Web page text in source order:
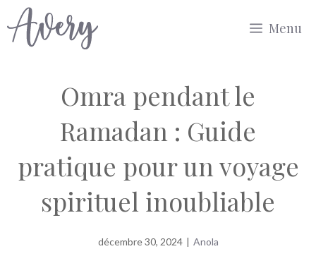
Aller
au
Menu
Omra pendant le
Ramadan : Guide
pratique pour un voyage
spirituel inoubliable
décembre 30, 2024 | Anola